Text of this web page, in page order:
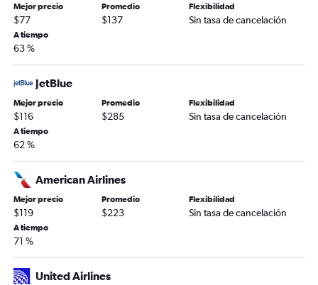
Mejor precio
$77
Promedio
$137
Flexibilidad
Sin tasa de cancelación
A tiempo
63 %
JetBlue
Mejor precio
$116
Promedio
$285
Flexibilidad
Sin tasa de cancelación
A tiempo
62 %
American Airlines
Mejor precio
$119
Promedio
$223
Flexibilidad
Sin tasa de cancelación
A tiempo
71 %
United Airlines